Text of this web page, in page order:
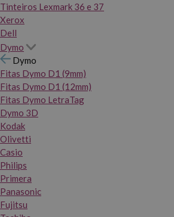
Tinteiros Lexmark 36 e 37
Xerox
Dell
Dymo
Dymo
Fitas Dymo D1 (9mm)
Fitas Dymo D1 (12mm)
Fitas Dymo LetraTag
Dymo 3D
Kodak
Olivetti
Casio
Philips
Primera
Panasonic
Fujitsu